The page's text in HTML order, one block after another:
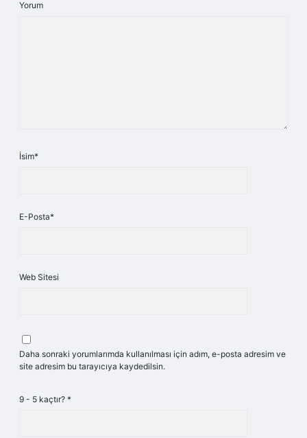
Yorum
İsim*
E-Posta*
Web Sitesi
Daha sonraki yorumlarımda kullanılması için adım, e-posta adresim ve
site adresim bu tarayıcıya kaydedilsin.
9 - 5 kaçtır? *